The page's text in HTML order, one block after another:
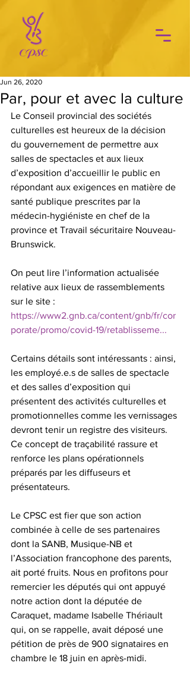
Par, pour et avec la culture
Jun 26, 2020
Le Conseil provincial des sociétés
culturelles est heureux de la décision
du gouvernement de permettre aux
salles de spectacles et aux lieux
d’exposition d’accueillir le public en
répondant aux exigences en matière de
santé publique prescrites par la
médecin-hygiéniste en chef de la
province et Travail sécuritaire Nouveau-
Brunswick.
On peut lire l’information actualisée
relative aux lieux de rassemblements
sur le site :
https://www2.gnb.ca/content/gnb/fr/cor
porate/promo/covid-19/retablisseme...
Certains détails sont intéressants : ainsi,
les employé.e.s de salles de spectacle
et des salles d’exposition qui
présentent des activités culturelles et
promotionnelles comme les vernissages
devront tenir un registre des visiteurs.
Ce concept de traçabilité rassure et
renforce les plans opérationnels
préparés par les diffuseurs et
présentateurs.
Le CPSC est fier que son action
combinée à celle de ses partenaires
dont la SANB, Musique-NB et
l’Association francophone des parents,
ait porté fruits. Nous en profitons pour
remercier les députés qui ont appuyé
notre action dont la députée de
Caraquet, madame Isabelle Thériault
qui, on se rappelle, avait déposé une
pétition de près de 900 signataires en
chambre le 18 juin en après-midi.